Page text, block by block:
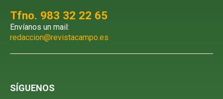
Tfno. 983 32 22 65
Envíanos un mail:
redaccion@revistacampo.es
SÍGUENOS